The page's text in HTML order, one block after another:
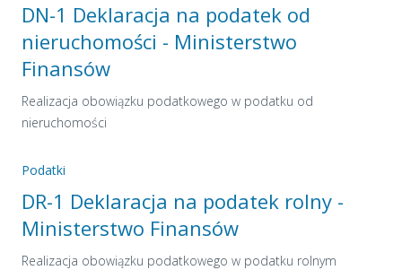
DN-1 Deklaracja na podatek od
nieruchomości - Ministerstwo
Finansów
Realizacja obowiązku podatkowego w podatku od
nieruchomości
Podatki
DR-1 Deklaracja na podatek rolny -
Ministerstwo Finansów
Realizacja obowiązku podatkowego w podatku rolnym